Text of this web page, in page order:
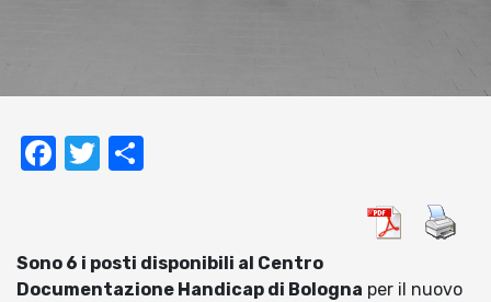
Facebook
Twitter
Sono 6 i posti disponibili al Centro
Documentazione Handicap di Bologna per il nuovo